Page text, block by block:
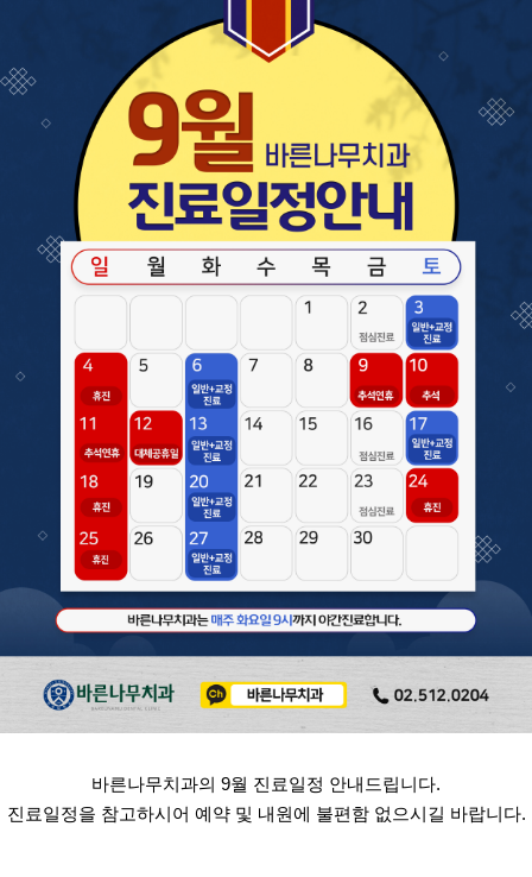
바른나무치과의 9월 진료일정 안내드립니다.
진료일정을 참고하시어 예약 및 내원에 불편함 없으시길 바랍니다.